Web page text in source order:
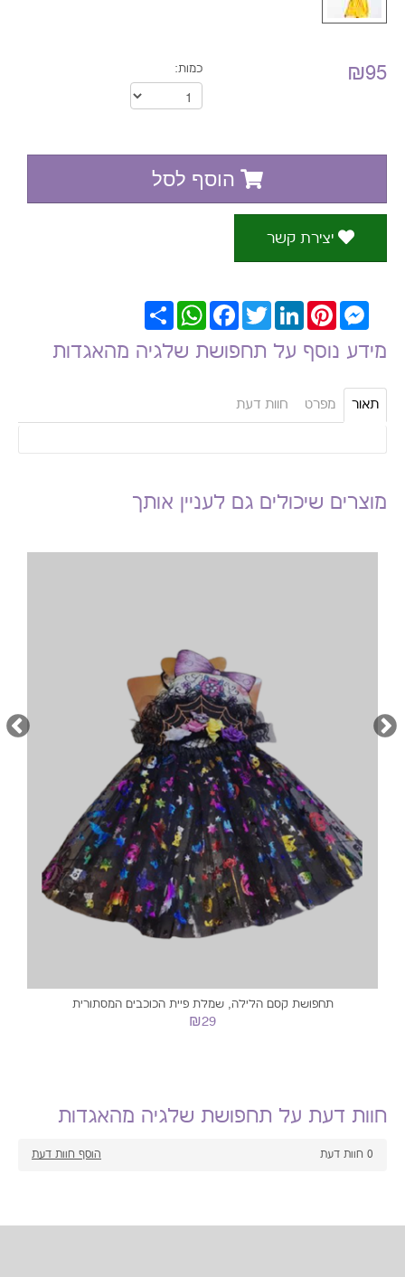
₪95 כמות:
הוסף לסל
יצירת קשר
שתף
WhatsAppFacebook TwitterLinkedInPinterest
Messenger
מידע נוסף על תחפושת שלגיה מהאגדות
תאור מפרט חוות דעת
מוצרים שיכולים גם לעניין אותך
תחפושת קסם הלילה, שמלת פיית הכוכבים המסתורית
₪29
חוות דעת על תחפושת שלגיה מהאגדות
0 חוות דעת הוסף חוות דעת